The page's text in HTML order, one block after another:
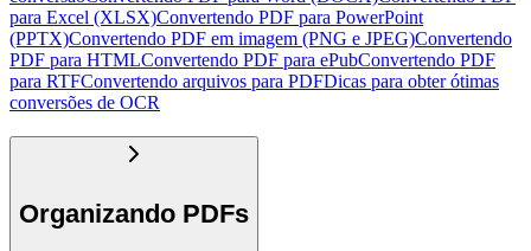
para Excel (XLSX)Convertendo PDF para PowerPoint
(PPTX)Convertendo PDF em imagem (PNG e JPEG)Convertendo
PDF para HTMLConvertendo PDF para ePubConvertendo PDF
para RTFConvertendo arquivos para PDFDicas para obter ótimas
conversões de OCR
Organizando PDFs